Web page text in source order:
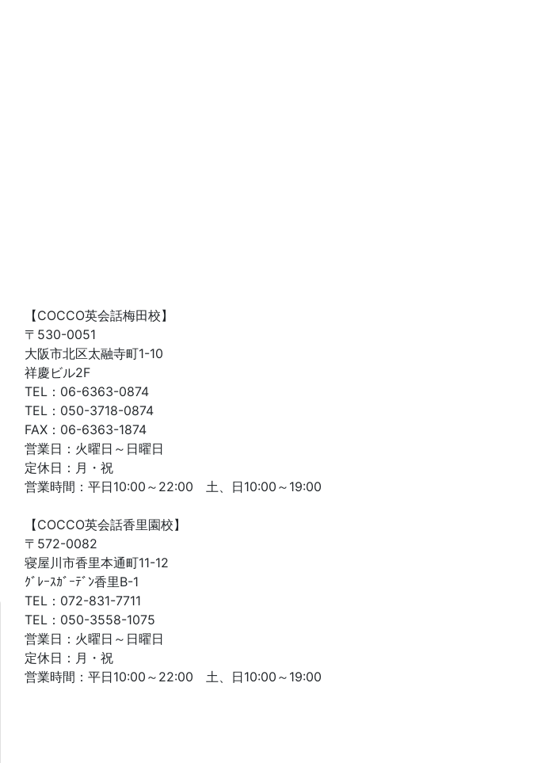
【COCCO英会話梅田校】
〒530-0051
大阪市北区太融寺町1-10
祥慶ビル2F
TEL：06-6363-0874
TEL：050-3718-0874
FAX：06-6363-1874
営業日：火曜日～日曜日
定休日：月・祝
営業時間：平日10:00～22:00 土、日10:00～19:00
【COCCO英会話香里園校】
〒572-0082
寝屋川市香里本通町11-12
ｸﾞﾚｰｽｶﾞｰﾃﾞﾝ香里B-1
TEL：072-831-7711
TEL：050-3558-1075
営業日：火曜日～日曜日
定休日：月・祝
営業時間：平日10:00～22:00 土、日10:00～19:00